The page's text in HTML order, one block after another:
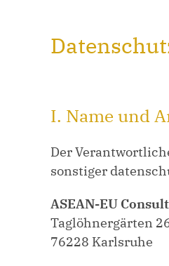
I. Name und
Der
sonstiger
ASEAN-EU
Taglöhnergärten
76228 Karlsruhe